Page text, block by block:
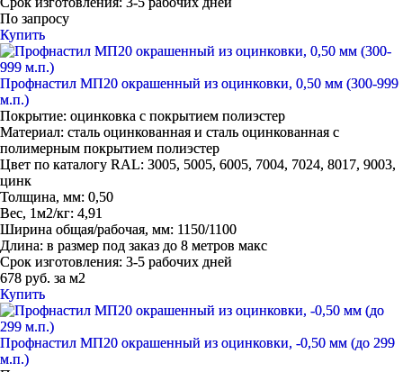
По запросу
Купить
Профнастил МП20 окрашенный из оцинковки, 0,50 мм (300-999
м.п.)
Покрытие: оцинковка с покрытием полиэстер
Материал: сталь оцинкованная и сталь оцинкованная с
полимерным покрытием полиэстер
Цвет по каталогу RAL: 3005, 5005, 6005, 7004, 7024, 8017, 9003,
цинк
Толщина, мм: 0,50
Вес, 1м2/кг: 4,91
Ширина общая/рабочая, мм: 1150/1100
Длина: в размер под заказ до 8 метров макс
Срок изготовления: 3-5 рабочих дней
678 руб. за м2
Купить
Профнастил МП20 окрашенный из оцинковки, -0,50 мм (до 299
м.п.)